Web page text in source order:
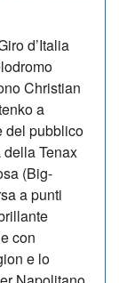
d’Italia
Christian
a
del pubblico
Tenax
(Big-
a punti
con
e lo